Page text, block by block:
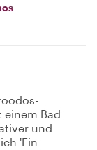
einem Bad
und
'Ein